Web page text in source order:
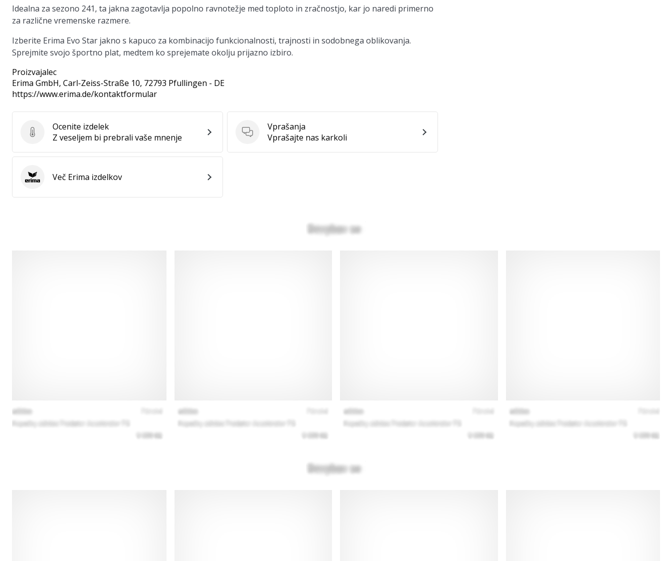
Idealna za sezono 241, ta jakna zagotavlja popolno ravnotežje med toploto in zračnostjo, kar jo naredi primerno
za različne vremenske razmere.
Izberite Erima Evo Star jakno s kapuco za kombinacijo funkcionalnosti, trajnosti in sodobnega oblikovanja.
Sprejmite svojo športno plat, medtem ko sprejemate okolju prijazno izbiro.
Proizvajalec
Erima GmbH, Carl-Zeiss-Straße 10, 72793 Pfullingen - DE
https://www.erima.de/kontaktformular
Ocenite izdelek
Ocenite izdelek
Z veseljem bi prebrali vaše mnenje
Vprašanja
Vprašanja
Vprašajte nas karkoli
Erima Več Erima izdelkov